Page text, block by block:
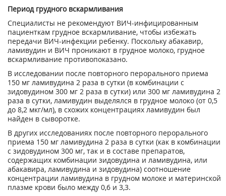
Период грудного вскармливания
Специалисты не рекомендуют ВИЧ-инфицированным
пациенткам грудное вскармливание, чтобы избежать
передачи ВИЧ-инфекции ребенку. Поскольку абакавир,
ламивудин и ВИЧ проникают в грудное молоко, грудное
вскармливание противопоказано.
В исследовании после повторного перорального приема
150 мг ламивудина 2 раза в сутки (в комбинации с
зидовудином 300 мг 2 раза в сутки) или 300 мг ламивудина 2
раза в сутки, ламивудин выделялся в грудное молоко (от 0,5
до 8,2 мкг/мл), в схожих концентрациях ламивудин был
найден в сыворотке.
В других исследованиях после повторного перорального
приема 150 мг ламивудина 2 раза в сутки (как в комбинации
с зидовудином 300 мг, так и в составе препаратов,
содержащих комбинации зидовудина и ламивудина, или
абакавира, ламивудина и зидовудина) соотношение
концентрации ламивудина в грудном молоке и материнской
плазме крови было между 0,6 и 3,3.